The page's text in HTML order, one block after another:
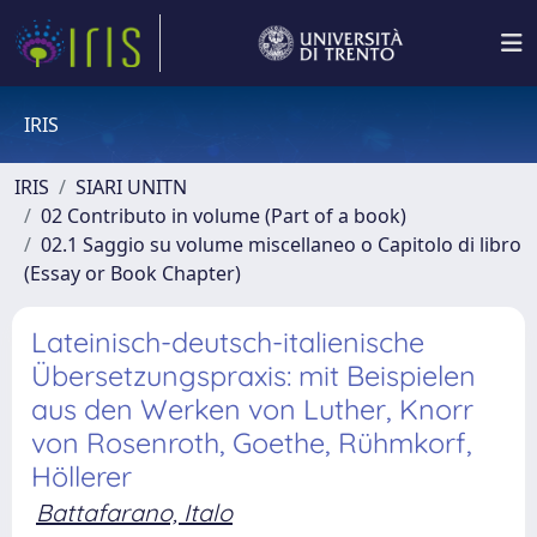
IRIS
IRIS
SIARI UNITN
02 Contributo in volume (Part of a book)
02.1 Saggio su volume miscellaneo o Capitolo di libro
(Essay or Book Chapter)
Lateinisch-deutsch-italienische
Übersetzungspraxis: mit Beispielen
aus den Werken von Luther, Knorr
von Rosenroth, Goethe, Rühmkorf,
Höllerer
Battafarano, Italo